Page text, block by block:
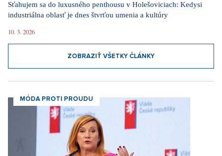
Sťahujem sa do luxusného penthousu v Holešoviciach: Kedysi
industriálna oblasť je dnes štvrťou umenia a kultúry
10. 3. 2026
ZOBRAZIŤ VŠETKY ČLÁNKY
MÓDA PROTI PROUDU